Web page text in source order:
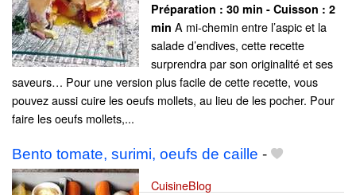
Préparation : 30 min - Cuisson : 2
min A mi-chemin entre l’aspic et la
salade d’endives, cette recette
surprendra par son originalité et ses
saveurs… Pour une version plus facile de cette recette, vous
pouvez aussi cuire les oeufs mollets, au lieu de les pocher. Pour
faire les oeufs mollets,...
Bento tomate, surimi, oeufs de caille -
CuisineBlog